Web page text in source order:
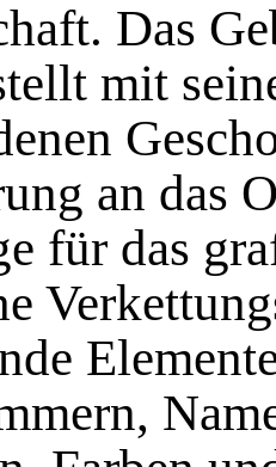
Das
mit
an das
für das